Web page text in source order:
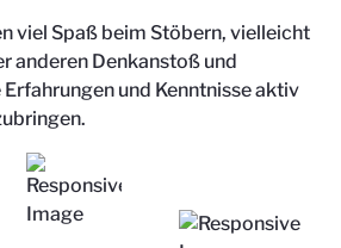
viel Spaß beim Stöbern, vielleicht
anderen Denkanstoß und
und Kenntnisse aktiv